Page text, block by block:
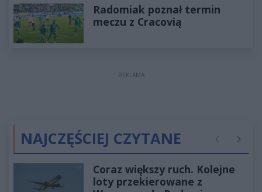
Radomiak poznał termin
meczu z Cracovią
REKLAMA
NAJCZĘŚCIEJ CZYTANE Poprzednie
Coraz większy ruch. Kolejne
loty przekierowane z